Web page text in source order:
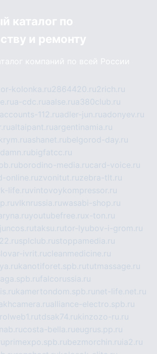
каталог по
и ремонту
компаний по всей России
kolonka.ru2864420.ru2rich.ru
a-cdc.ruaalse.rua380club.ru
accounts-112.ruadler-jun.ruadonyev.ru
altaipant.ruargentinamia.ru
ashanet.rubelgorod-day.ru
bigfatcc.ru
borodino-media.rucard-voice.ru
online.ruzvonitut.ruzebra-tlt.ru
life.ruvintovoykompressor.ru
vlknrussia.ruwasabi-shop.ru
youtubefree.rux-ton.ru
taksu.rutor-lyubov-i-grom.ru
splclub.rustoppamedia.ru
ivrit.rucleanmedicine.ru
kanotiforet.spb.rututmassage.ru
falcorussia.ru
kamertondom.spb.ru net-life.net.ru
alliance-electro.spb.ru
tdsak74.rukinzozo-ru.ru
costa-bella.rueugrus.pp.ru
primexpo.spb.rubezmorchin.ru ia2.ru